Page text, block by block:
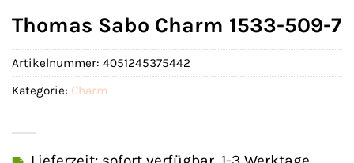
Thomas Sabo Charm 1533-509-7
Artikelnummer: 4051245375442
Kategorie: Charm